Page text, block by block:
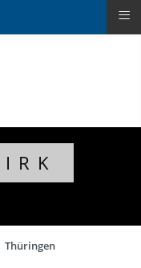
Thüringen
≡